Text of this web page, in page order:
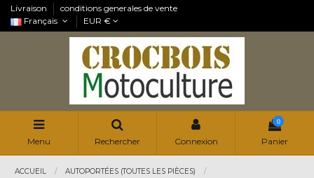
Livraison
conditions generales de vente
Français
EUR €
Menu Rechercher Connexion
0
Panier
ACCUEIL
AUTOPORTÉES (TOUTES LES PIÈCES)